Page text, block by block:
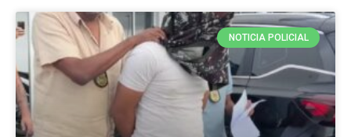
NOTICIA POLICIAL